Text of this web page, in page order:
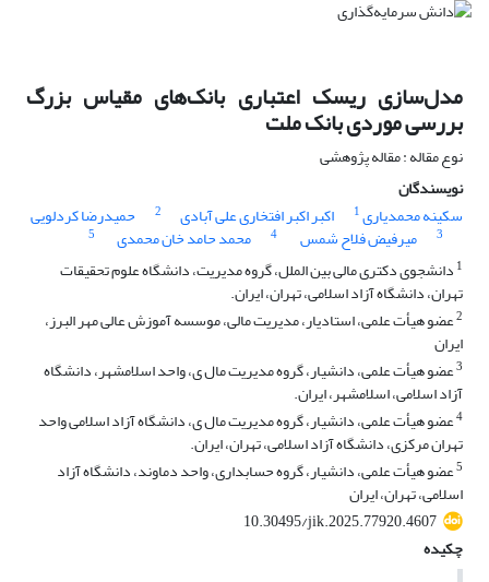
مدل‌سازی ریسک اعتباری بانک‌های مقیاس بزرگ
بررسی موردی بانک ملت
نوع مقاله : مقاله پژوهشی
نویسندگان
سکینه محمدیاری1 اکبر اکبر افتخاری علی آبادی 2 حمیدرضا کردلویی
3 میرفیض فلاح شمس 4 محمد حامد خان محمدی
5
1 دانشجوی دکتری مالی بین الملل، گروه مدیریت، دانشگاه علوم تحقیقات
تهران، دانشگاه آزاد اسلامی، تهران، ایران.
2عضو هیأت علمی، استادیار، مدیریت مالی، موسسه آموزش عالی مهر البرز،
ایران
3عضو هیأت علمی، دانشیار، گروه مدیریت مال ی، واحد اسلامشهر، دانشگاه
آزاد اسلامی، اسلامشهر، ایران.
4عضو هیأت علمی، دانشیار، گروه مدیریت مال ی، دانشگاه آزاد اسلامی واحد
تهران مرکزی، دانشگاه آزاد اسلامی، تهران، ایران.
5عضو هیأت علمی، دانشیار، گروه حسابداری، واحد دماوند، دانشگاه آزاد
اسلامی، تهران، ایران
10.30495/jik.2025.77920.4607
چکیده